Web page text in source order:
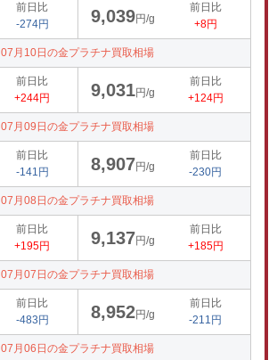
前日比
-274円
9,039円/g
前日比
+8円
07月10日の金プラチナ買取相場
前日比
+244円
9,031円/g
前日比
+124円
07月09日の金プラチナ買取相場
前日比
-141円
8,907円/g
前日比
-230円
07月08日の金プラチナ買取相場
前日比
+195円
9,137円/g
前日比
+185円
07月07日の金プラチナ買取相場
前日比
-483円
8,952円/g
前日比
-211円
07月06日の金プラチナ買取相場